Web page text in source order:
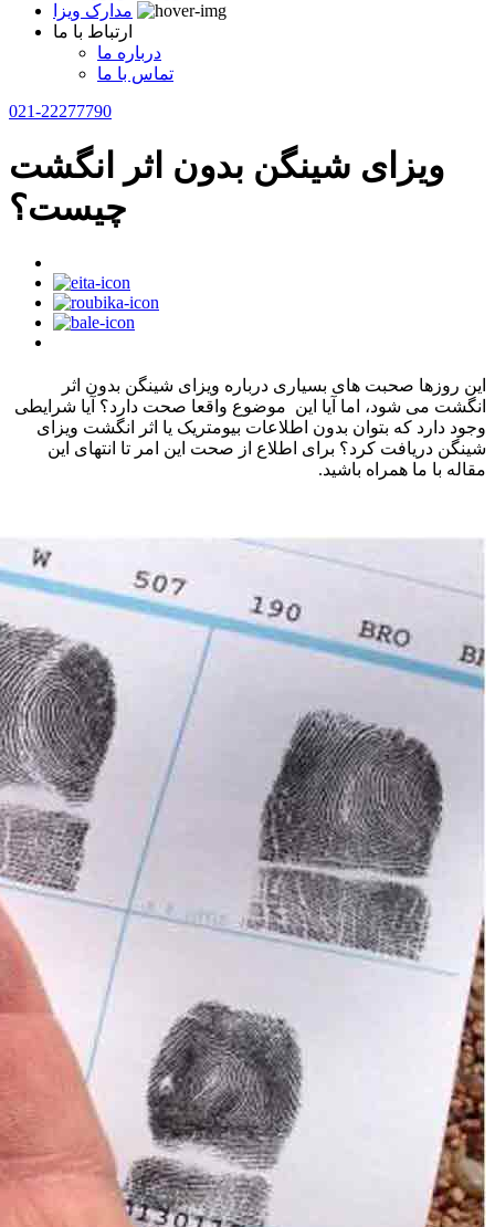
مدارک ویزا
ارتباط با ما
درباره ما
تماس با ما
021-22277790
ویزای شینگن بدون اثر انگشت
چیست؟
این روزها صحبت های بسیاری درباره ویزای شینگن بدون اثر
انگشت می شود، اما آیا این موضوع واقعا صحت دارد؟ آیا شرایطی
وجود دارد که بتوان بدون اطلاعات بیومتریک یا اثر انگشت ویزای
شینگن دریافت کرد؟ برای اطلاع از صحت این امر تا انتهای این
مقاله با ما همراه باشید.